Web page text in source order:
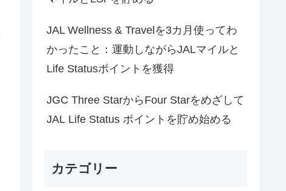
JAL Wellness & Travelを3カ月使ってわ
かったこと：運動しながらJALマイルと
Life Statusポイントを獲得
JGC Three StarからFour Starをめざして
JAL Life Status ポイントを貯め始める
カテゴリー